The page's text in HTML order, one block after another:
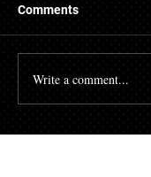
Comments
Write a comment...